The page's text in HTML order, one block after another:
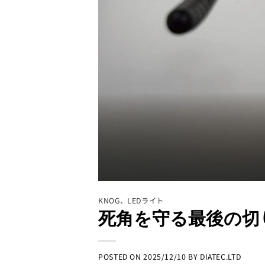
KNOG、 LEDライト
死角を守る最後の切
POSTED ON2025/12/10 BY DIATEC.LTD